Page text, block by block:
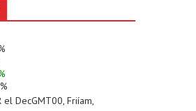
%
el DecGMT00, Friíam,